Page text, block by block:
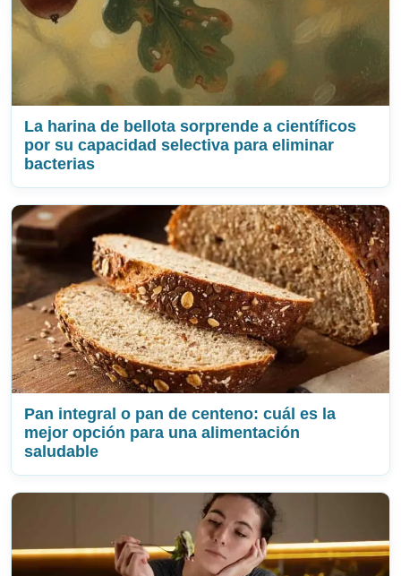
La harina de bellota sorprende a científicos
por su capacidad selectiva para eliminar
bacterias
Pan integral o pan de centeno: cuál es la
mejor opción para una alimentación
saludable